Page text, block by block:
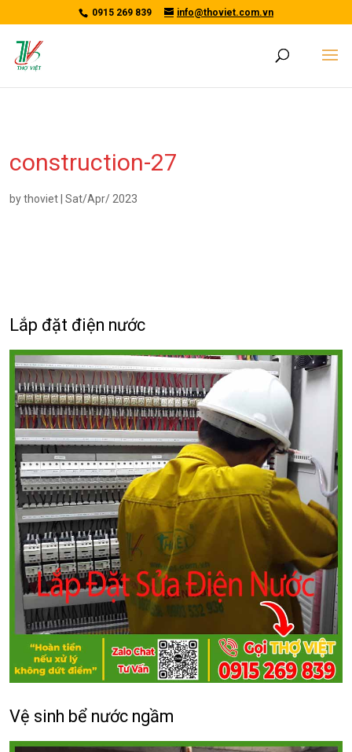
0915 269 839 info@thoviet.com.vn
construction-27
bythoviet Sat/Apr/ 2023
Lắp đặt điện nước
Vệ sinh bể nước ngầm